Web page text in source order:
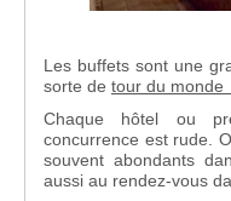
Les buffets sont une
sorte de tour du monde
Chaque hôtel ou
concurrence est rude.
souvent abondants
aussi au rendez-vous